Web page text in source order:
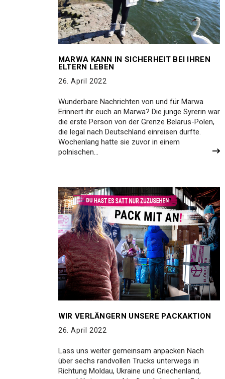
MARWA KANN IN SICHERHEIT BEI IHREN
ELTERN LEBEN
26. April 2022
Wunderbare Nachrichten von und für Marwa
Erinnert ihr euch an Marwa? Die junge Syrerin war
die erste Person von der Grenze Belarus-Polen,
die legal nach Deutschland einreisen durfte.
Wochenlang hatte sie zuvor in einem
polnischen…
WIR VERLÄNGERN UNSERE PACKAKTION
26. April 2022
Lass uns weiter gemeinsam anpacken Nach
über sechs randvollen Trucks unterwegs in
Richtung Moldau, Ukraine und Griechenland,